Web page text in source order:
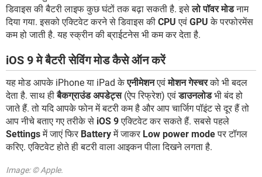
डिवाइस की बैटरी लाइफ कुछ घंटों तक बढ़ा सकती है. इसेलो पॉवर मोडनाम
दिया गया. इसको एक्टिवेट करने से डिवाइस की CPU एवं GPU के परफोरमेंस
कम हो जाती है. यह स्क्रीन की ब्राईटनेस भी कम कर देता है.
iOS 9 मे बैटरी सेविंग मोड कैसे ऑन करें
यह मोड आपके iPhone या iPad केएनीमेशनएवंमोशन गेस्चरको भी बदल
देता है. साथ हीबैकग्राउंड अपडेट्स(ऐप रिफ्रेश) एवंडाउनलोडभी बंद हो
जाते हैं. तो यदि आपके फोन में बटरी कम है और आप चार्जिग पॉइंट से दूर हैं तो
आप नीचे बताए गए तरीके से iOS 9एक्टिवेट कर सकते हैं. सबसे पहले
Settingsमें जाएं फिर Batteryमें जाकर Low power modeपर टॉगल
करिए. एक्टिवेट होते ही बटरी वाला आइकन पीला दिखने लगता है.
Image: © Apple.